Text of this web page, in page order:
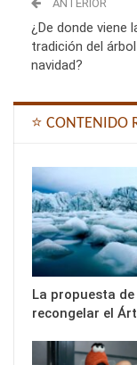
ANTERIOR
¿De donde viene
tradición del
navidad?
⭐ CONTENIDO
La propuesta de
recongelar el